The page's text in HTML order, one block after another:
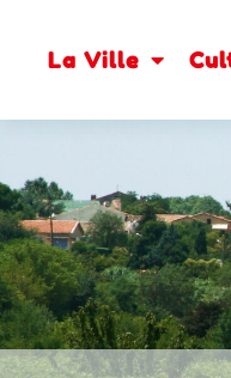
La Ville